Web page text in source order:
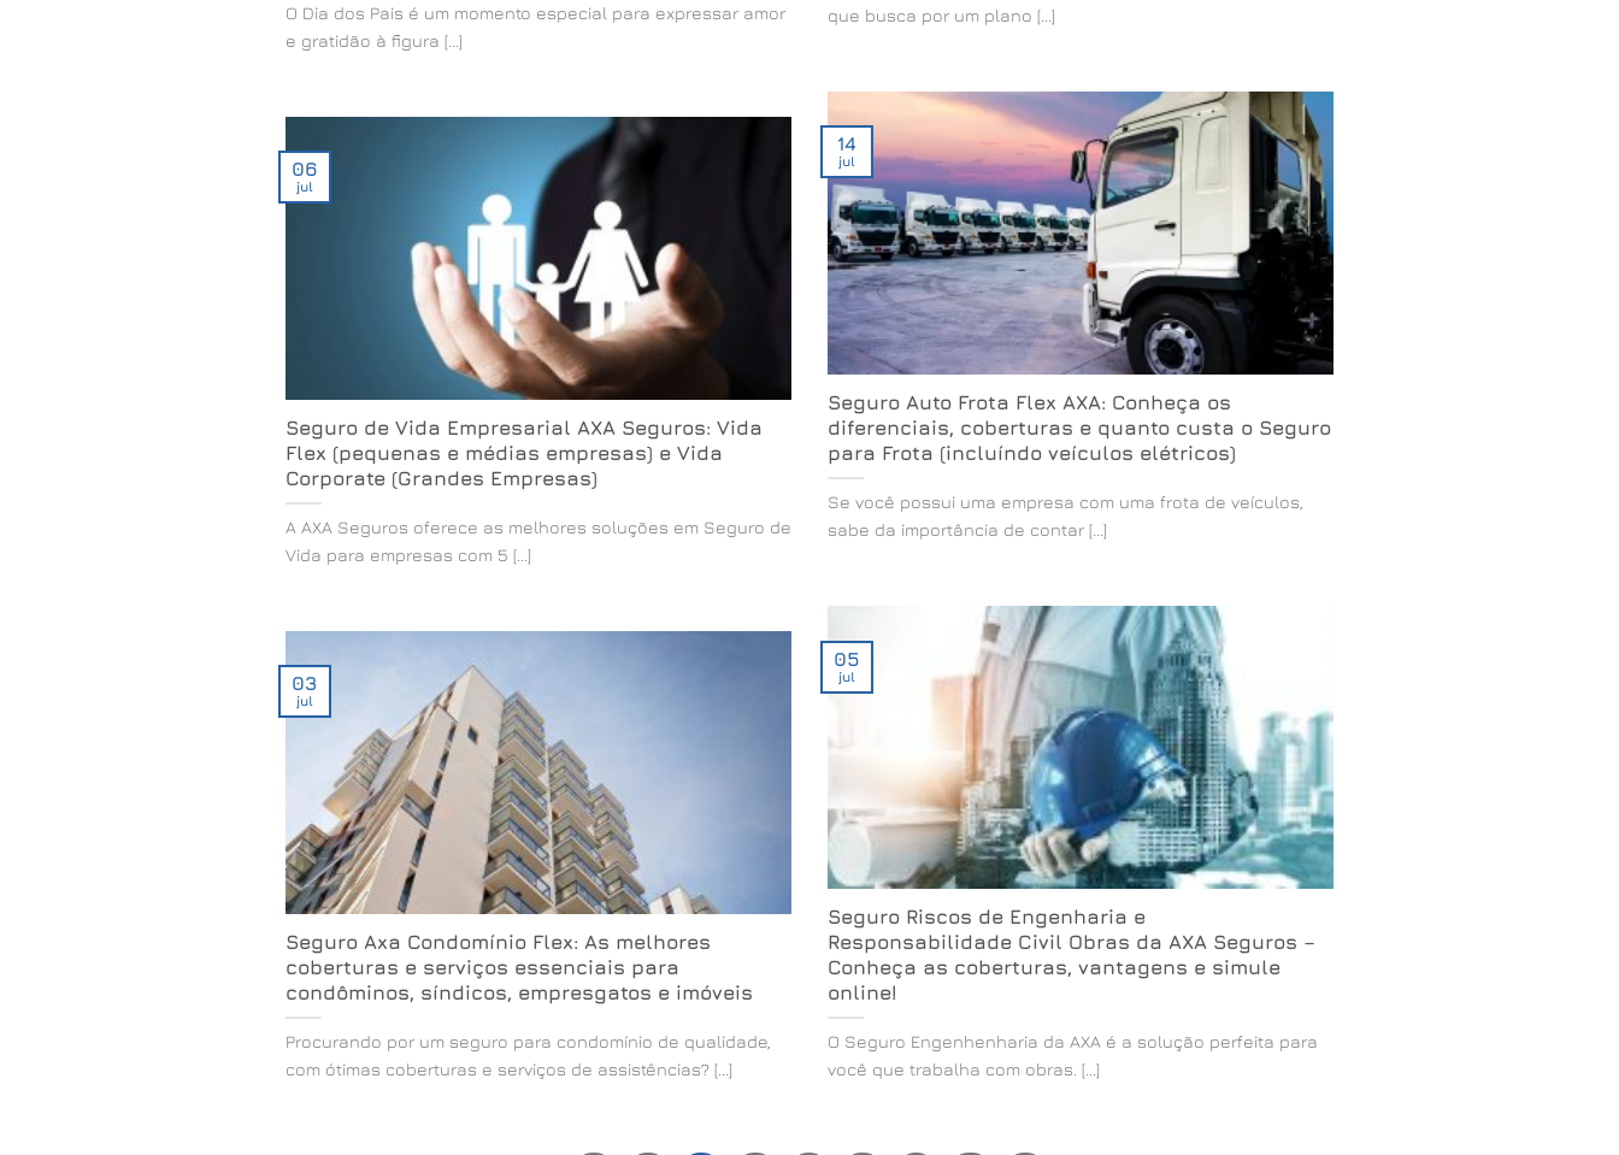
que busca por um plano [...]
O Dia dos Pais é um momento especial para expressar amor
e gratidão à figura [...]
Seguro Auto Frota Flex AXA: Conheça os
diferenciais, coberturas e quanto custa o Seguro
para Frota (incluíndo veículos elétricos)
Se você possui uma empresa com uma frota de veículos,
sabe da importância de contar [...]
14
jul
Seguro de Vida Empresarial AXA Seguros: Vida
Flex (pequenas e médias empresas) e Vida
Corporate (Grandes Empresas)
A AXA Seguros oferece as melhores soluções em Seguro de
Vida para empresas com 5 [...]
06
jul
Seguro Riscos de Engenharia e
Responsabilidade Civil Obras da AXA Seguros –
Conheça as coberturas, vantagens e simule
online!
O Seguro Engenhenharia da AXA é a solução perfeita para
você que trabalha com obras. [...]
05
jul
Seguro Axa Condomínio Flex: As melhores
coberturas e serviços essenciais para
condôminos, síndicos, empresgatos e imóveis
Procurando por um seguro para condomínio de qualidade,
com ótimas coberturas e serviços de assistências? [...]
03
jul